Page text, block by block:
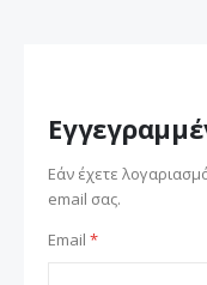
Εάν έχετε
email σας.
Email